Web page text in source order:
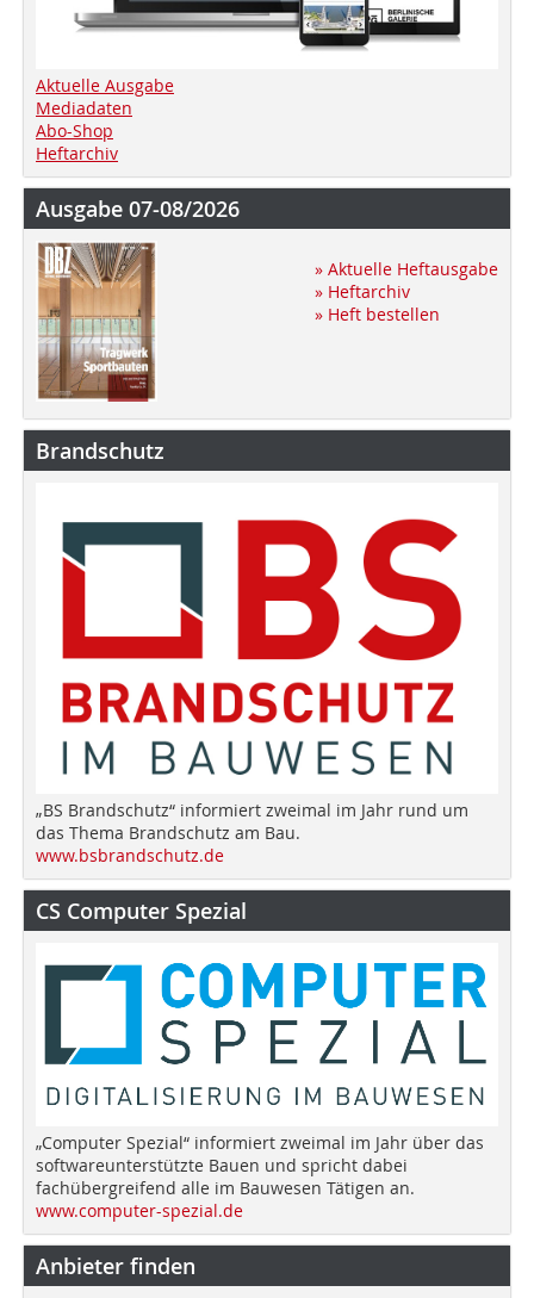
Aktuelle Ausgabe
Mediadaten
Abo-Shop
Heftarchiv
Ausgabe 07-08/2026
» Aktuelle Heftausgabe
» Heftarchiv
» Heft bestellen
Brandschutz
„BS Brandschutz“ informiert zweimal im Jahr rund um
das Thema Brandschutz am Bau.
www.bsbrandschutz.de
CS Computer Spezial
„Computer Spezial“ informiert zweimal im Jahr über das
softwareunterstützte Bauen und spricht dabei
fachübergreifend alle im Bauwesen Tätigen an.
www.computer-spezial.de
Anbieter finden